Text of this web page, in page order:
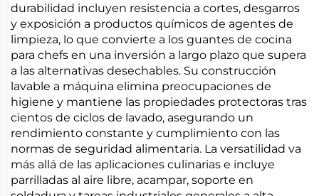
durabilidad incluyen resistencia a cortes, desgarros
y exposición a productos químicos de agentes de
limpieza, lo que convierte a los guantes de cocina
para chefs en una inversión a largo plazo que supera
a las alternativas desechables. Su construcción
lavable a máquina elimina preocupaciones de
higiene y mantiene las propiedades protectoras tras
cientos de ciclos de lavado, asegurando un
rendimiento constante y cumplimiento con las
normas de seguridad alimentaria. La versatilidad va
más allá de las aplicaciones culinarias e incluye
parrilladas al aire libre, acampar, soporte en